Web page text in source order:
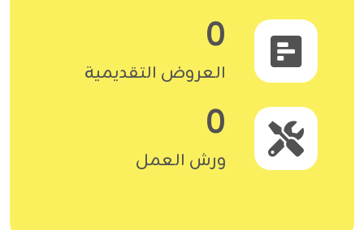
0
العروض التقديمية
0
ورش العمل